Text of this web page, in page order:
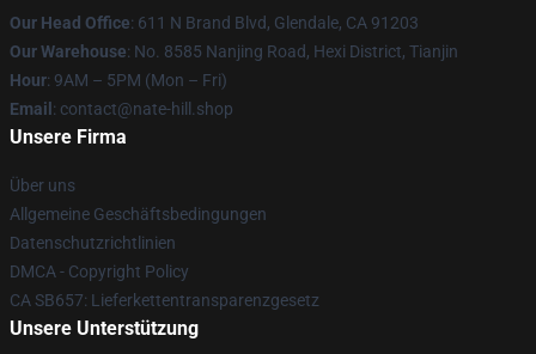
Our Head Office: 611 N Brand Blvd, Glendale, CA 91203
Our Warehouse: No. 8585 Nanjing Road, Hexi District, Tianjin
Hour: 9AM – 5PM (Mon – Fri)
Email : contact@nate-hill.shop
Unsere Firma
Über uns
Allgemeine Geschäftsbedingungen
Datenschutzrichtlinien
DMCA - Copyright Policy
CA SB657: Lieferkettentransparenzgesetz
Unsere Unterstützung